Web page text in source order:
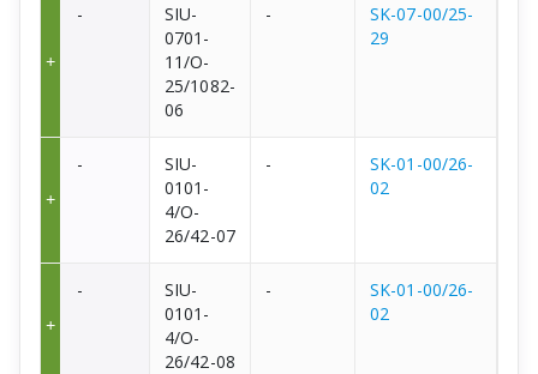
-
SIU-
0701-
11/O-
25/1082-
06
-
SK-07-00/25-
29
-
SIU-
0101-
4/O-
26/42-07
-
SK-01-00/26-
02
-
SIU-
0101-
4/O-
26/42-08
-
SK-01-00/26-
02